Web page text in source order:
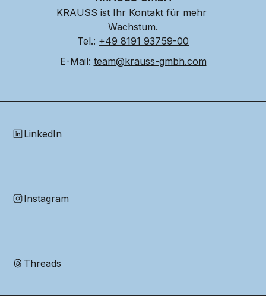
KRAUSS ist Ihr Kontakt für mehr
Wachstum.
Tel.: +49 8191 93759-00
E-Mail: team@krauss-gmbh.com
LinkedIn
Instagram
Threads